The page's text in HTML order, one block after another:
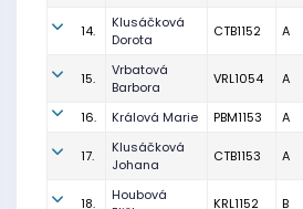
14.
Klusáčková
Dorota
CTB1152 A
15.
Vrbatová
Barbora
VRL1054 A
16. Králová Marie PBM1153 A
17.
Klusáčková
Johana
CTB1153 A
18.
Houbová
KRL1152 B